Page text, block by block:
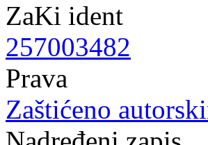
ZaKi ident
257003482
Prava
Zaštićeno